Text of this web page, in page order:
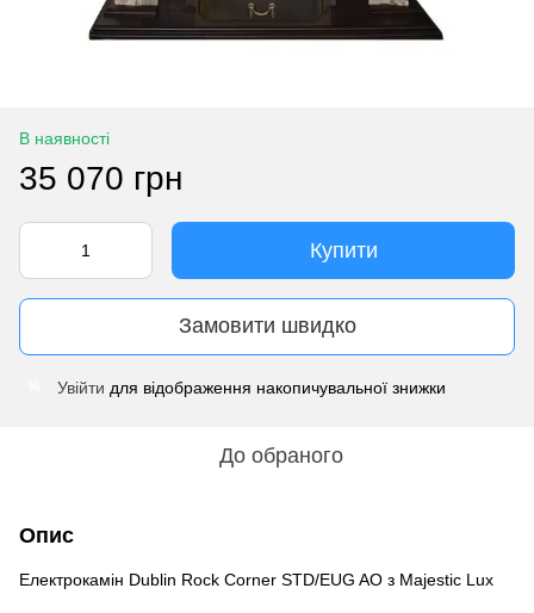
В наявності
35 070 грн
Купити
Замовити швидко
Увійти для відображення накопичувальної знижки
До обраного
Опис
Електрокамін Dublin Rock Corner STD/EUG AO з Majestic Lux